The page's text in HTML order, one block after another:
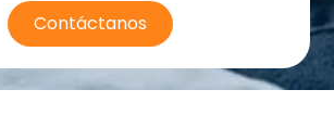
Contáctanos